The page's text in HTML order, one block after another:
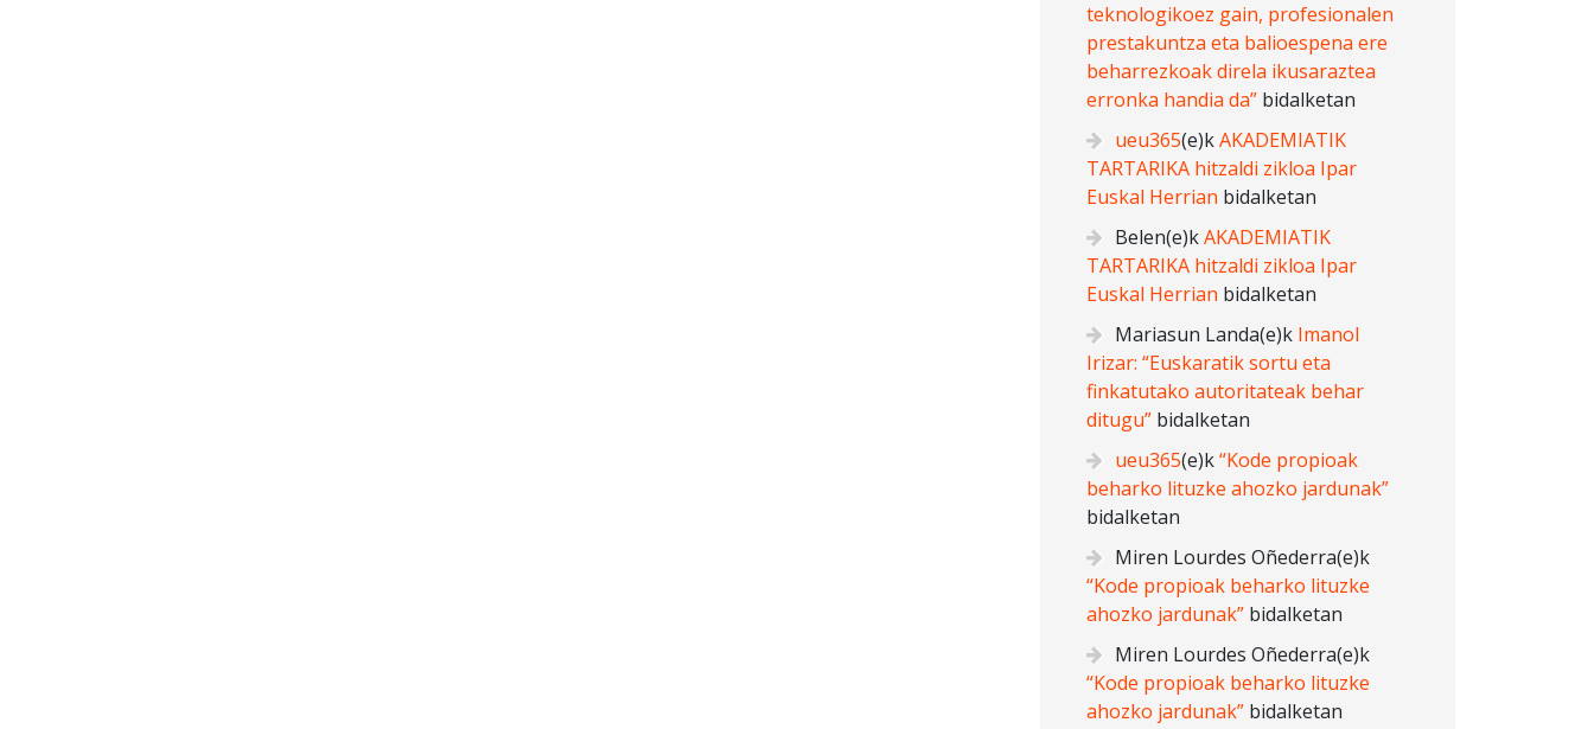
teknologikoez gain, profesionalen
prestakuntza eta balioespena ere
beharrezkoak direla ikusaraztea
erronka handia da” bidalketan
ueu365(e)kAKADEMIATIK
TARTARIKA hitzaldi zikloa Ipar
Euskal Herrian bidalketan
Belen(e)kAKADEMIATIK
TARTARIKA hitzaldi zikloa Ipar
Euskal Herrian bidalketan
Mariasun Landa(e)k Imanol
Irizar: “Euskaratik sortu eta
finkatutako autoritateak behar
ditugu” bidalketan
ueu365(e)k“Kode propioak
beharko lituzke ahozko jardunak”
bidalketan
Miren Lourdes Oñederra(e)k
“Kode propioak beharko lituzke
ahozko jardunak” bidalketan
Miren Lourdes Oñederra(e)k
“Kode propioak beharko lituzke
ahozko jardunak” bidalketan